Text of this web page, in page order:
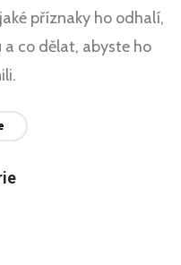
příznaky ho odhalí,
a co dělat, abyste ho